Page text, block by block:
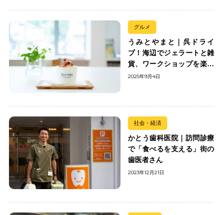
グルメ
うみとやまと｜呉ドライ
ブ！海辺でジェラートと雑
貨、ワークショップを楽し
む
2025年9月4日
社会・経済
かとう歯科医院｜訪問診療
で「食べるを支える」街の
歯医者さん
2023年12月21日